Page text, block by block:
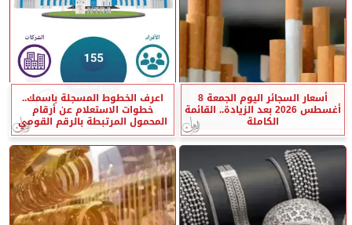
أسعار السجائر اليوم الجمعة 8
أغسطس 2026 بعد الزيادة.. القائمة
الكاملة
اعرف الخطوط المسجلة باسمك..
خطوات الاستعلام عن أرقام
المحمول المرتبطة بالرقم القومي